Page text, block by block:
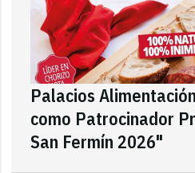
Palacios
como Patrocinador
San Fermín 2026"